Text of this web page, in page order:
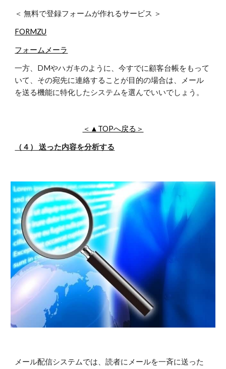
＜ 無料で登録フォームが作れるサービス ＞
FORMZU
フォームメーラ
一方、DMやハガキのように、今すでに顧客台帳をもって
いて、その宛先に連絡することが目的の場合は、メール
を送る機能に特化したシステムを選んでいいでしょう。
＜▲TOPへ戻る＞
（４） 送った内容を分析する
メール配信システムでは、読者にメールを一斉に送った